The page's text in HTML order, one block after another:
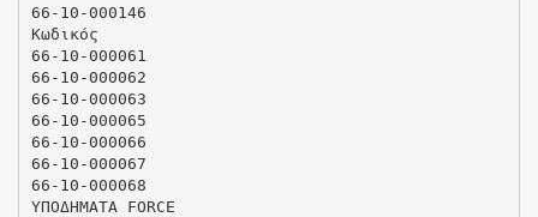
66-10-000146
Κωδικός
66-10-000061
66-10-000062
66-10-000063
66-10-000065
66-10-000066
66-10-000067
66-10-000068
ΥΠΟΔΗΜΑΤΑ FORCE